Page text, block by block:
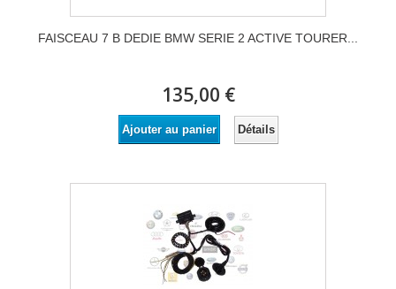
FAISCEAU 7 B DEDIE BMW SERIE 2 ACTIVE TOURER...
135,00 €
Ajouter au panier Détails